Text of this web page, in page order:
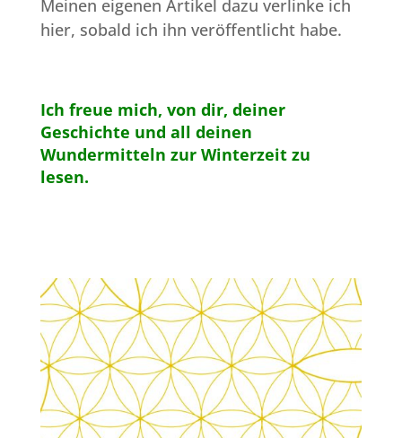
Meinen eigenen Artikel dazu verlinke ich
hier, sobald ich ihn veröffentlicht habe.
Ich freue mich, von dir, deiner
Geschichte und all deinen
Wundermitteln zur Winterzeit zu
lesen.